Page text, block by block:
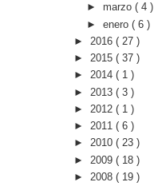
► marzo ( 4 )
► enero ( 6 )
► 2016 ( 27 )
► 2015 ( 37 )
► 2014 ( 1 )
► 2013 ( 3 )
► 2012 ( 1 )
► 2011 ( 6 )
► 2010 ( 23 )
► 2009 ( 18 )
► 2008 ( 19 )